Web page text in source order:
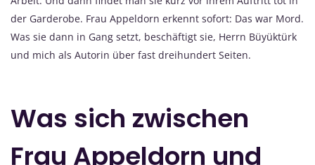
der Garderobe. Frau Appeldorn erkennt sofort: Das war Mord.
Was sie dann in Gang setzt, beschäftigt sie, Herrn Büyüktürk
und mich als Autorin über fast dreihundert Seiten.
Was sich zwischen
Frau Appeldorn und